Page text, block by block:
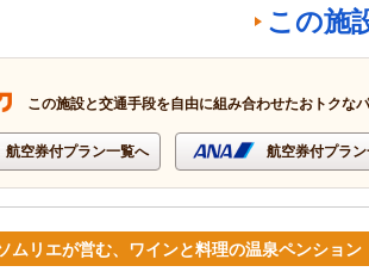
この施
この施設と交通手段を自由に組み合わせたおトクな
航空券付プラン一覧へ 航空券付プラ
ムリエが営む、ワインと料理の温泉ペンション